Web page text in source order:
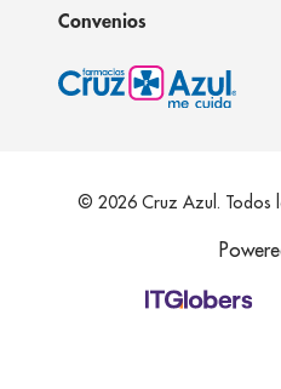
Convenios
© 2026 Cruz Azul. Todos